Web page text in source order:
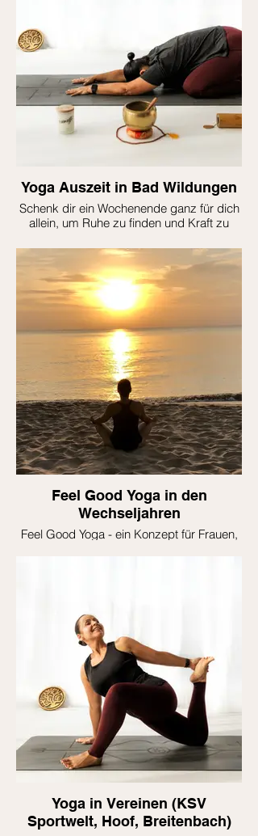
Yoga Auszeit in Bad Wildungen
Schenk dir ein Wochenende ganz für dich
allein, um Ruhe zu finden und Kraft zu
Feel Good Yoga in den
Wechseljahren
Feel Good Yoga - ein Konzept für Frauen,
Yoga in Vereinen (KSV
Sportwelt, Hoof, Breitenbach)